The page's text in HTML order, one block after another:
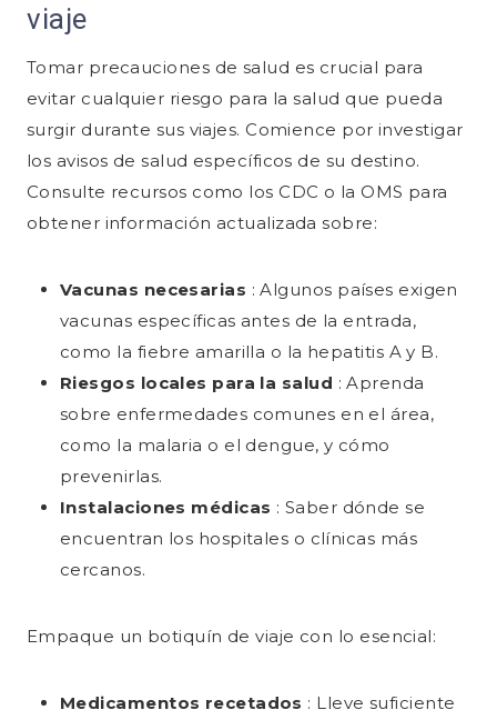
viaje
Tomar precauciones de salud es crucial para
evitar cualquier riesgo para la salud que pueda
surgir durante sus viajes. Comience por investigar
los avisos de salud específicos de su destino.
Consulte recursos como los CDC o la OMS para
obtener información actualizada sobre:
Vacunas necesarias : Algunos países exigen
vacunas específicas antes de la entrada,
como la fiebre amarilla o la hepatitis A y B.
Riesgos locales para la salud : Aprenda
sobre enfermedades comunes en el área,
como la malaria o el dengue, y cómo
prevenirlas.
Instalaciones médicas : Saber dónde se
encuentran los hospitales o clínicas más
cercanos.
Empaque un botiquín de viaje con lo esencial:
Medicamentos recetados : Lleve suficiente